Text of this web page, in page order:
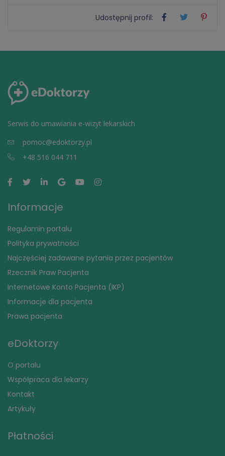
Udostępnij profil:
Serwis do umawiania e-wizyt lekarskich
pomoc@edoktorzy.pl
+48 516 044 711
Informacje
Regulamin portalu
Polityka prywatności
Najczęściej zadawane pytania przez pacjentów
Rzecznik Praw Pacjenta
Internetowe Konto Pacjenta (IKP)
Informacje dla pacjenta
Prawa pacjenta
eDoktorzy
O portalu
Współpraca dla lekarzy
Kontakt
Artykuły
Płatności